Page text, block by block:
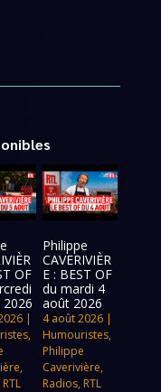
OF
|
,
,
RTL
Philippe
CAVERIVIÈR
E : BEST OF
du mardi 4
août 2026
4 août 2026 |
Humouristes,
Philippe
Caverivière,
Radios, RTL